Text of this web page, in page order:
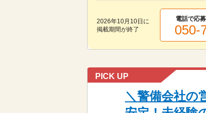
2026年10月10日 に
掲載期間が終了
電話で応
050-
PICK UP
＼警備会社の